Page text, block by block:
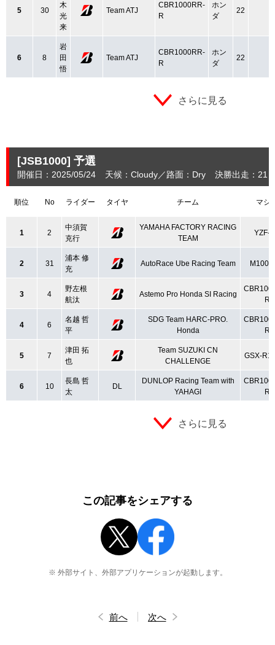
5 30
木
光
来
Team ATJ
CBR1000RR-
R
ホン
ダ
22
6 8
岩
田
悟
Team ATJ
CBR1000RR-
R
ホン
ダ
22
さらに見る
[JSB1000] 予選
開催日：2025/05/24 天候：Cloudy 路面：Dry 決勝出走：21
順位 No ライダー タイヤ チーム マシ
1 2
中須賀
克行
YAMAHA FACTORY RACING
TEAM
YZF-
2 31
浦本 修
充
AutoRace Ube Racing Team
3 4
野左根
航汰
Astemo Pro Honda SI Racing
R
4 6
名越 哲
平
SDG Team HARC‐PRO.
Honda
R
5 7
津田 拓
也
Team SUZUKI CN
CHALLENGE
GSX-
6 10
長島 哲
太
DL
DUNLOP Racing Team with
YAHAGI
R
さらに見る
この記事をシェアする
※ 外部サイト、外部アプリケーションが起動します。
前へ 次へ